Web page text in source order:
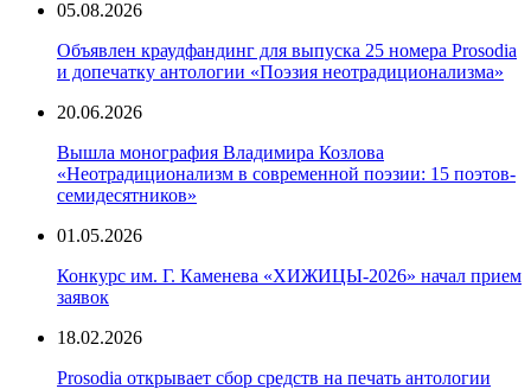
05.08.2026
Объявлен краудфандинг для выпуска 25 номера Prosodia
и допечатку антологии «Поэзия неотрадиционализма»
20.06.2026
Вышла монография Владимира Козлова
«Неотрадиционализм в современной поэзии: 15 поэтов-
семидесятников»
01.05.2026
Конкурс им. Г. Каменева «ХИЖИЦЫ-2026» начал прием
заявок
18.02.2026
Prosodia открывает сбор средств на печать антологии